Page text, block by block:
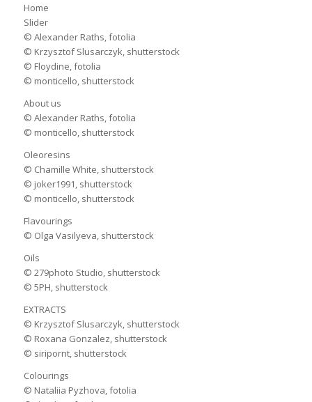
Home
Slider
© Alexander Raths, fotolia
© Krzysztof Slusarczyk, shutterstock
© Floydine, fotolia
© monticello, shutterstock
About us
© Alexander Raths, fotolia
© monticello, shutterstock
Oleoresins
© Chamille White, shutterstock
© joker1991, shutterstock
© monticello, shutterstock
Flavourings
© Olga Vasilyeva, shutterstock
Oils
© 279photo Studio, shutterstock
© 5PH, shutterstock
EXTRACTS
© Krzysztof Slusarczyk, shutterstock
© Roxana Gonzalez, shutterstock
© siripornt, shutterstock
Colourings
© Nataliia Pyzhova, fotolia